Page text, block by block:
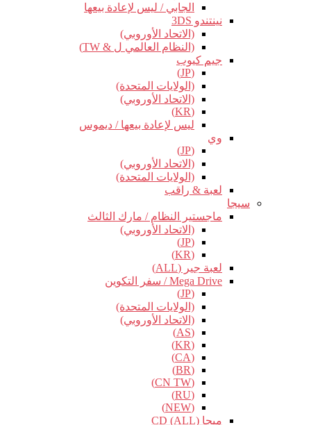
الجابي / ليس لإعادة بيعها
نينتندو 3DS
(الاتحاد الأوروبي)
(النظام العالمي ل & TW)
جيم كيوب
(JP)
(الولايات المتحدة)
(الاتحاد الأوروبي)
(KR)
ليس لإعادة بيعها / ديموس
وي
(JP)
(الاتحاد الأوروبي)
(الولايات المتحدة)
لعبة & راقب
سيجا
ماجستير النظام / مارك الثالث
(الاتحاد الأوروبي)
(JP)
(KR)
لعبة جير (ALL)
Mega Drive / سفر التكوين
(JP)
(الولايات المتحدة)
(الاتحاد الأوروبي)
(AS)
(KR)
(CA)
(BR)
(CN TW)
(RU)
(NEW)
ميجا CD (ALL)